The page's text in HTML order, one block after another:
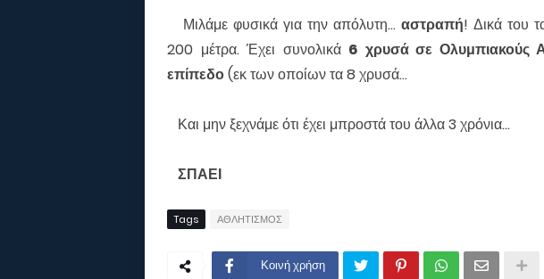
Μιλάμε φυσικά για την απόλυτη... αστραπή! Δικά του
200 μέτρα. Έχει συνολικά 6 χρυσά σε Ολυμπιακούς
επίπεδο(εκ των οποίων τα 8 χρυσά...
Και μην ξεχνάμε ότι έχει μπροστά του άλλα 3 χρόνια...
ΣΠΑΕΙ
Tags ΑΘΛΗΤΙΣΜΟΣ
Κοινή χρήση